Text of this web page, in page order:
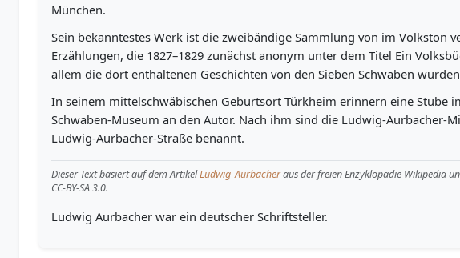
München.
Sein bekanntestes Werk ist die zweibändige Sammlung von im Volkston
Erzählungen, die 1827–1829 zunächst anonym unter dem Titel Ein
allem die dort enthaltenen Geschichten von den Sieben Schwaben
In seinem mittelschwäbischen Geburtsort Türkheim erinnern eine Stube
Schwaben-Museum an den Autor. Nach ihm sind die Ludwig-Aurbacher-
Ludwig-Aurbacher-Straße benannt.
Dieser Text basiert auf dem ArtikelLudwig_Aurbacheraus der freien Enzyklopädie Wikipedia
CC-BY-SA 3.0.
Ludwig Aurbacher war ein deutscher Schriftsteller.